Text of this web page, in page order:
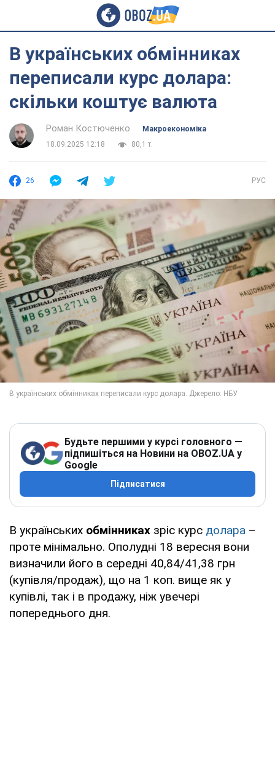
В українських обмінниках
переписали курс долара:
скільки коштує валюта
Роман Костюченко
Mакроекономіка
18.09.2025 12:18
80,1 т.
26 РУС
Будьте першими у курсі головного —
підпишіться на Новини на OBOZ.UA у
Google
Підписатися
В українських обмінниках зріс курс долара –
проте мінімально. Ополудні 18 вересня вони
визначили його в середні 40,84/41,38 грн
(купівля/продаж), що на 1 коп. вище як у
купівлі, так і в продажу, ніж увечері
попереднього дня.